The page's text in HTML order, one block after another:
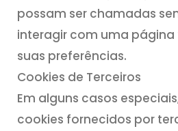
possam ser chamadas
interagir com uma
suas preferências.
Cookies de Terceiros
Em alguns casos
cookies fornecidos por